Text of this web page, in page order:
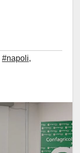
#napoli,